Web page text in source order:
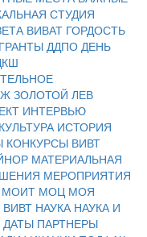
СТУДИЯ
ВИВАТ ГОРДОСТЬ
ГРАНТЫ ДДПО ДЕНЬ
ЗОЛОТОЙ ЛЕВ
ИНТЕРВЬЮ
ИСТОРИЯ
КОНКУРСЫ ВИВТ
МАТЕРИАЛЬНАЯ
МЕРОПРИЯТИЯ
МОИТ МОЦ МОЯ
НАУКА НАУКА И
ПАРТНЕРЫ